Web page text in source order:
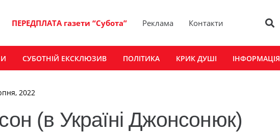
ПЕРЕДПЛАТА газети “Субота” Реклама Контакти
СУБОТНІЙ ЕКСКЛЮЗИВ ПОЛІТИКА КРИК ДУШІ ІНФОРМАЦІЯ
2022
(в Україні Джонсонюк)